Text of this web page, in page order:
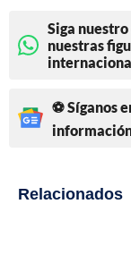
Siga
nuestras
⚽ Síganos
Relacionados